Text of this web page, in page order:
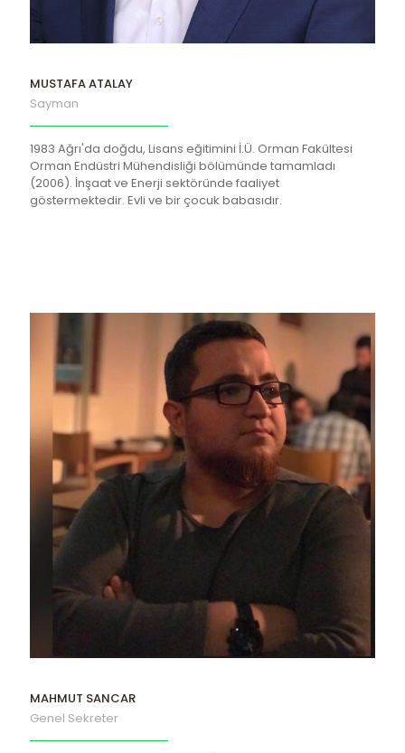
MUSTAFA ATALAY
Sayman
1983 Ağrı'da doğdu, Lisans eğitimini İ.Ü. Orman Fakültesi
Orman Endüstri Mühendisliği bölümünde tamamladı
(2006). İnşaat ve Enerji sektöründe faaliyet
göstermektedir. Evli ve bir çocuk babasıdır.
MAHMUT SANCAR
Genel Sekreter